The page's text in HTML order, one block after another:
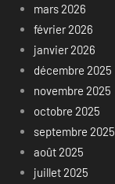
mars 2026
février 2026
janvier 2026
décembre 2025
novembre 2025
octobre 2025
septembre 2025
août 2025
juillet 2025